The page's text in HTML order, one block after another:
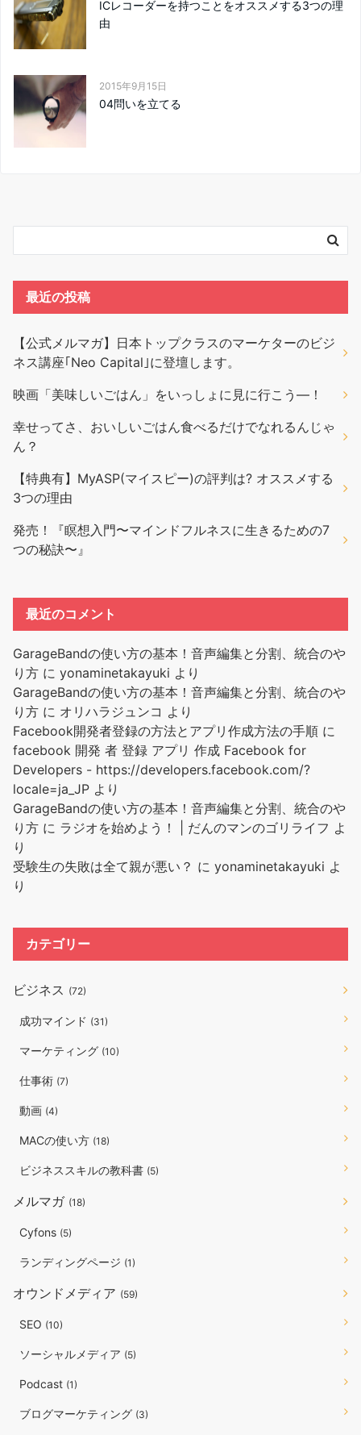
ICレコーダーを持つことをオススメする3つの理
由
2015年9月15日
04問いを立てる
最近の投稿
【公式メルマガ】日本トップクラスのマーケターのビジ
ネス講座｢Neo Capital｣に登壇します。
映画「美味しいごはん」をいっしょに見に行こう―！
幸せってさ、おいしいごはん食べるだけでなれるんじゃ
ん？
【特典有】MyASP(マイスピー)の評判は? オススメする
3つの理由
発売！『瞑想入門〜マインドフルネスに生きるための7
つの秘訣〜』
最近のコメント
GarageBandの使い方の基本！音声編集と分割、統合のや
り方 に yonaminetakayuki より
GarageBandの使い方の基本！音声編集と分割、統合のや
り方 に オリハラジュンコ より
Facebook開発者登録の方法とアプリ作成方法の手順 に
facebook 開発 者 登録 アプリ 作成 Facebook for
Developers - https://developers.facebook.com/?
locale=ja_JP より
GarageBandの使い方の基本！音声編集と分割、統合のや
り方 に ラジオを始めよう！ | だんのマンのゴリライフ よ
り
受験生の失敗は全て親が悪い？ に yonaminetakayuki よ
り
カテゴリー
ビジネス (72)
成功マインド (31)
マーケティング (10)
仕事術 (7)
動画 (4)
MACの使い方 (18)
ビジネススキルの教科書 (5)
メルマガ (18)
Cyfons (5)
ランディングページ (1)
オウンドメディア (59)
SEO (10)
ソーシャルメディア (5)
Podcast (1)
ブログマーケティング (3)